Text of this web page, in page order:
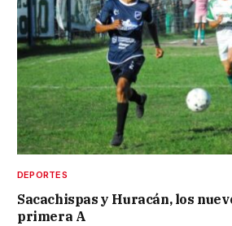
DEPORTES
Sacachispas y Huracán, los
primera A